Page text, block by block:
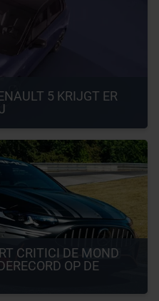
5 KRIJGT ER
CRITICI DE MOND
OP DE